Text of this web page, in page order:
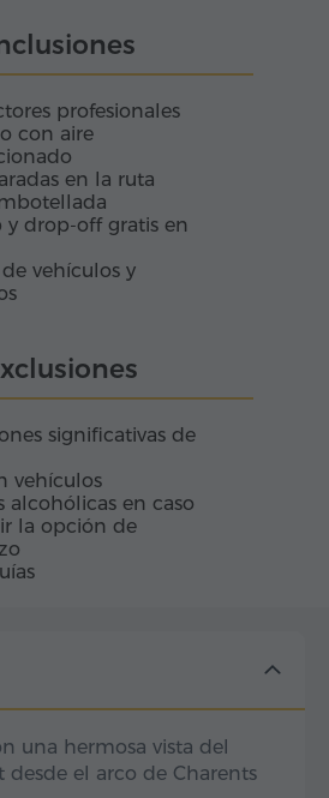
Por eso los cantos
armenios suenan aquí
especial, sumergiendo a los
de la Armenia
profesionales
con aire
en la ruta
y drop-off gratis en
vehículos y
significativas de
vehículos
alcohólicas en caso
la opción de
una hermosa vista del
desde el arco de Charents